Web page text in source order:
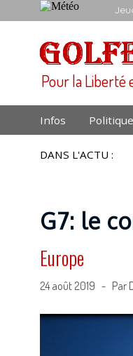
Pour la Liberté
Infos Politique
DANS L'ACTU :
G7: le
Europe
24 août 2019 - Par